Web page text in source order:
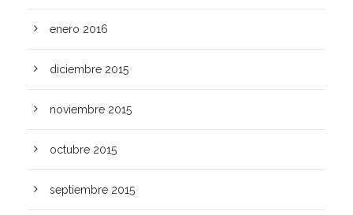
enero 2016
diciembre 2015
noviembre 2015
octubre 2015
septiembre 2015